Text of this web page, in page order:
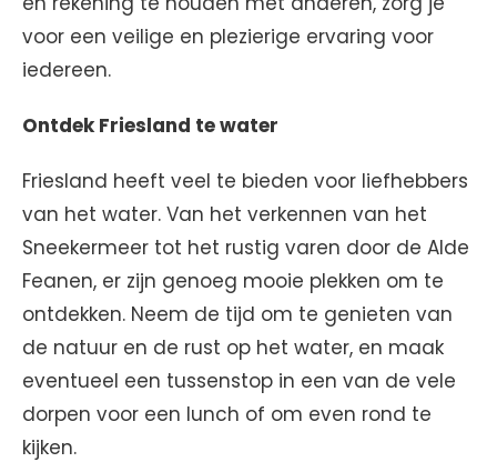
voor een veilige en plezierige ervaring voor
iedereen.
Ontdek Friesland te water
Friesland heeft veel te bieden voor liefhebbers
van het water. Van het verkennen van het
Sneekermeer tot het rustig varen door de Alde
Feanen, er zijn genoeg mooie plekken om te
ontdekken. Neem de tijd om te genieten van
de natuur en de rust op het water, en maak
eventueel een tussenstop in een van de vele
dorpen voor een lunch of om even rond te
kijken.